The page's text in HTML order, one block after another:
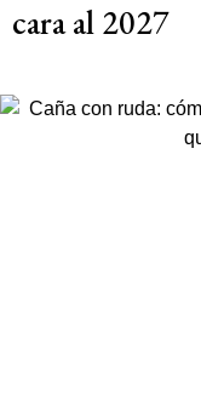
cara al 2027